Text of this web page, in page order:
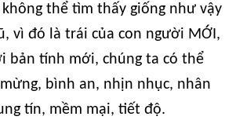
thể tìm thấy giống như vậy
vì đó là trái của con người MỚI,
bản tính mới, chúng ta có thể
bình an, nhịn nhục, nhân
tín, mềm mại, tiết độ.